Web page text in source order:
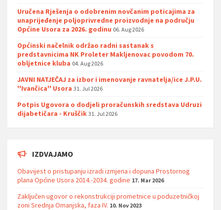
Uručena Rješenja o odobrenim novčanim poticajima za
unaprijeđenje poljoprivredne proizvodnje na području
Općine Usora za 2026. godinu 06. Aug 2026
Općinski načelnik održao radni sastanak s
predstavnicima NK Proleter Makljenovac povodom 70.
obljetnice kluba 04. Aug 2026
JAVNI NATJEČAJ za izbor i imenovanje ravnatelja/ice J.P.U.
''Ivančica'' Usora 31. Jul 2026
Potpis Ugovora o dodjeli proračunskih sredstava Udruzi
dijabetičara - Kruščik 31. Jul 2026
IZDVAJAMO
Obavijest o pristupanju izradi izmjena i dopuna Prostornog
plana Općine Usora 2014.-2034. godine 17. Mar 2026
Zaključen ugovor o rekonstrukciji prometnice u poduzetničkoj
zoni Srednja Omanjska, faza IV. 10. Nov 2023